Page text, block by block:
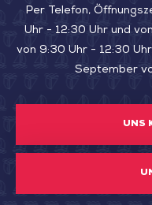
Per Telefon,
Uhr - 12:30 Uhr und
von 9:30 Uhr - 12:30
September
UNS